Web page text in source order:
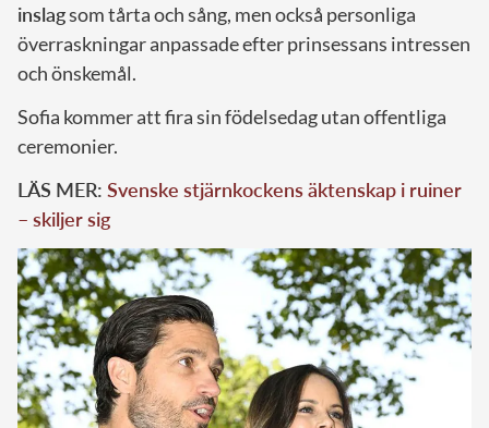
inslagsom tårta och sång, men också personliga
överraskningar anpassade efter prinsessans intressen
och önskemål.
Sofia kommer att fira sin födelsedag utan offentliga
ceremonier.
LÄS MER: Svenske stjärnkockens äktenskap i ruiner
– skiljer sig